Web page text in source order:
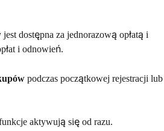
jest dostępna za jednorazową opłatą i
i odnowień.
podczas początkowej rejestracji lub
aktywują się od razu.